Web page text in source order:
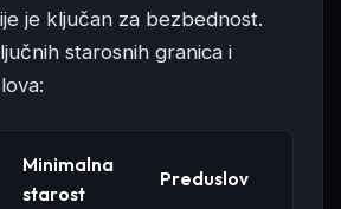
je ključan za bezbednost.
starosnih granica i
Minimalna
starost
Preduslov